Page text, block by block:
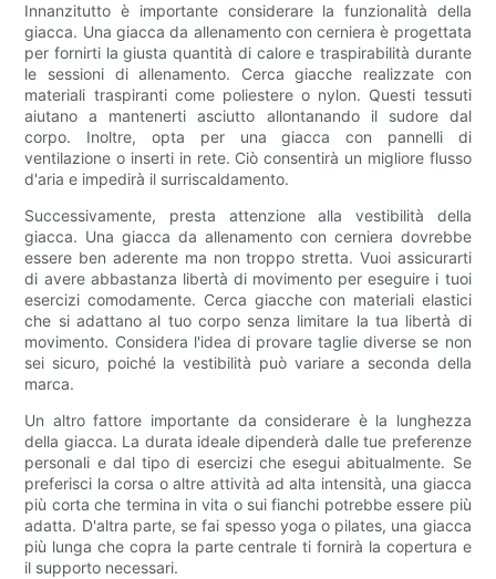
Innanzitutto è importante considerare la funzionalità della
giacca. Una giacca da allenamento con cerniera è progettata
per fornirti la giusta quantità di calore e traspirabilità durante
le sessioni di allenamento. Cerca giacche realizzate con
materiali traspiranti come poliestere o nylon. Questi tessuti
aiutano a mantenerti asciutto allontanando il sudore dal
corpo. Inoltre, opta per una giacca con pannelli di
ventilazione o inserti in rete. Ciò consentirà un migliore flusso
d'aria e impedirà il surriscaldamento.
Successivamente, presta attenzione alla vestibilità della
giacca. Una giacca da allenamento con cerniera dovrebbe
essere ben aderente ma non troppo stretta. Vuoi assicurarti
di avere abbastanza libertà di movimento per eseguire i tuoi
esercizi comodamente. Cerca giacche con materiali elastici
che si adattano al tuo corpo senza limitare la tua libertà di
movimento. Considera l'idea di provare taglie diverse se non
sei sicuro, poiché la vestibilità può variare a seconda della
marca.
Un altro fattore importante da considerare è la lunghezza
della giacca. La durata ideale dipenderà dalle tue preferenze
personali e dal tipo di esercizi che esegui abitualmente. Se
preferisci la corsa o altre attività ad alta intensità, una giacca
più corta che termina in vita o sui fianchi potrebbe essere più
adatta. D'altra parte, se fai spesso yoga o pilates, una giacca
più lunga che copra la parte centrale ti fornirà la copertura e
il supporto necessari.